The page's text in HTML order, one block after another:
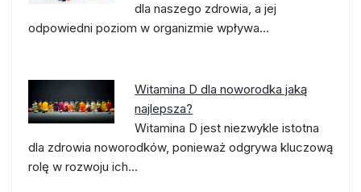
dla naszego zdrowia, a jej
odpowiedni poziom w organizmie wpływa…
Witamina D dla noworodka jaką
najlepsza?
Witamina D jest niezwykle istotna
dla zdrowia noworodków, ponieważ odgrywa kluczową
rolę w rozwoju ich…